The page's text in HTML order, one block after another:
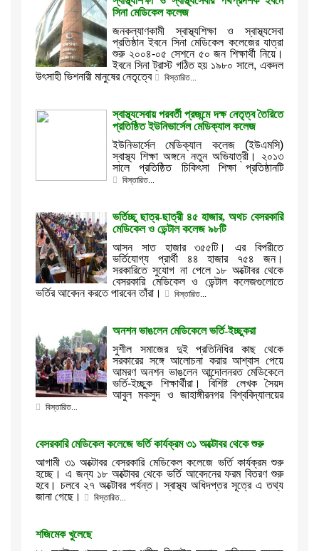
সিনা মেডিকেল কলেজ
জনকল্যাণকামী স্বাস্থ্যশিক্ষা ও স্বাস্থ্যসেবা
প্রতিষ্ঠান ইবনে সিনা মেডিকেল কলেজের যাত্রা
শুরু ২০০৪-০৫ সেশনে ৫০ জন শিক্ষার্থী নিয়ে।
ইবনে সিনা ট্রাস্ট গঠিত হয় ১৯৮০ সালে, একদল
উৎসাহী ভিশনারী মানুষের নেতৃত্বে
বিস্তারিত...
স্বাস্থ্যসেবায় পরবর্তী প্রজন্মে দক্ষ নেতৃত্ব তৈরিতে
প্রতিষ্ঠিত ইউনিভার্সেল মেডিক্যাল কলেজ
ইউনিভার্সেল মেডিক্যাল কলেজ (ইউএমসি)
স্বাস্থ্য শিক্ষা অঙ্গনে নতুন অভিযাত্রী। ২০১৩
সালে প্রতিষ্ঠিত চিকিৎসা শিক্ষা প্রতিষ্ঠানটি
বিস্তারিত...
ভর্তিচ্ছু ছাত্র-ছাত্রী ৪৫ হাজার, অথচ বেসরকারি
মেডিকেল ও ডেন্টাল কলেজ ৯৮টি
আসন সাত হাজার ৩৫৫টি। এর বিপরীতে
ভর্তিযোগ্য প্রার্থী ৪৪ হাজার ৭৫৪ জন।
সরকারিতে সুযোগ না পেলে ১৮ অক্টোবর থেকে
বেসরকারি মেডিকেল ও ডেন্টাল কলেজগুলোতে
ভর্তির আবেদন করতে পারবেন তাঁরা।
বিস্তারিত...
অনশন ভাঙলেন মেডিকেলে ভর্তি-ইচ্ছুকরা
সুশীল সমাজের দুই প্রতিনিধির কাছ থেকে
সরকারের সঙ্গে আলোচনা করার আশ্বাস পেয়ে
আমরণ অনশন ভাঙলেন আন্দোলনরত মেডিকেলে
ভর্তি-ইচ্ছুক শিক্ষার্থীরা। বিশিষ্ট লেখক সৈয়দ
আবুল মকসুদ ও জাহাঙ্গীরনগর বিশ্ববিদ্যালয়ের
বিস্তারিত...
বেসরকারি মেডিকেল কলেজে ভর্তি কার্যক্রম ৩১ অক্টোবর থেকে শুরু
আগামী ৩১ অক্টোবর বেসরকারি মেডিকেল কলেজে ভর্তি কার্যক্রম শুরু
হচ্ছে। এ জন্য ১৮ অক্টোবর থেকে ভর্তি আবেদনের ফরম বিতরণ শুরু
হবে। চলবে ২৭ অক্টোবর পর্যন্ত। স্বাস্থ্য অধিদপ্তর সূত্রে এ তথ্য
জানা গেছে।
বিস্তারিত...
শজিমেক খুলেছে